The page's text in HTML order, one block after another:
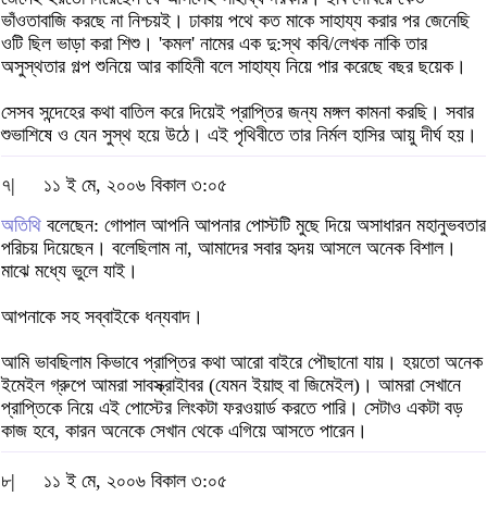
ভাঁওতাবাজি করছে না নিশ্চয়ই। ঢাকায় পথে কত মাকে সাহায্য করার পর জেনেছি
ওটি ছিল ভাড়া করা শিশু। 'কমল' নামের এক দু:স্থ কবি/লেখক নাকি তার
অসুস্থতার গল্প শুনিয়ে আর কাহিনী বলে সাহায্য নিয়ে পার করেছে বছর ছয়েক।
সেসব সন্দেহের কথা বাতিল করে দিয়েই প্রাপ্তির জন্য মঙ্গল কামনা করছি। সবার
শুভাশিষে ও যেন সুস্থ হয়ে উঠে। এই পৃথিবীতে তার নির্মল হাসির আয়ু দীর্ঘ হয়।
৭|
১১ ই মে, ২০০৬ বিকাল ৩:০৫
অতিথি বলেছেন: গোপাল আপনি আপনার পোস্টটি মুছে দিয়ে অসাধারন মহানুভবতার
পরিচয় দিয়েছেন। বলেছিলাম না, আমাদের সবার হৃদয় আসলে অনেক বিশাল।
মাঝে মধ্যে ভুলে যাই।
আপনাকে সহ সব্বাইকে ধন্যবাদ।
আমি ভাবছিলাম কিভাবে প্রাপ্তির কথা আরো বাইরে পৌছানো যায়। হয়তো অনেক
ইমেইল গ্রুপে আমরা সাবস্ক্রাইাবর (যেমন ইয়াহু বা জিমেইল)। আমরা সেখানে
প্রাপ্তিকে নিয়ে এই পোস্টের লিংকটা ফরওয়ার্ড করতে পারি। সেটাও একটা বড়
কাজ হবে, কারন অনেকে সেখান থেকে এগিয়ে আসতে পারেন।
৮|
১১ ই মে, ২০০৬ বিকাল ৩:০৫